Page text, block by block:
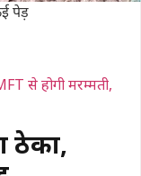
पेड़
से होगी मरम्मती,
ठेका,